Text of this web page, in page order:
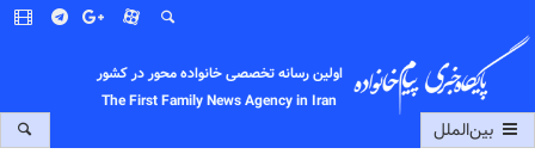
اولین رسانه تخصصی خانواده محور در کشور
The First Family News Agency in Iran
بین‌الملل